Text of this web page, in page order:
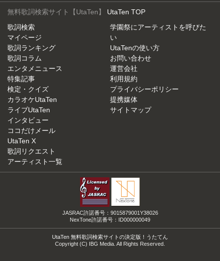
無料歌詞検索サイト【UtaTen】 UtaTen TOP
歌詞検索
マイページ
歌詞ランキング
歌詞コラム
エンタメニュース
特集記事
検定・クイズ
カラオケUtaTen
ライブUtaTen
インタビュー
ココだけメール
UtaTen X
歌詞リクエスト
アーティスト一覧
学園祭にアーティストを呼びた
い
UtaTenの使い方
お問い合わせ
運営会社
利用規約
プライバシーポリシー
提携媒体
サイトマップ
JASRAC許諾番号：9015879001Y38026
NexTone許諾番号：ID000000049
UtaTen 無料歌詞検索サイトの決定版！うたてん
Copyright (C) IBG Media. All Rights Reserved.